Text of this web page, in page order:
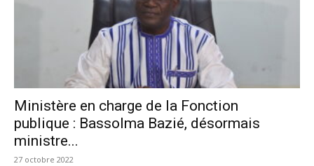
Ministère en charge de la Fonction
publique : Bassolma Bazié, désormais
ministre...
27 octobre 2022